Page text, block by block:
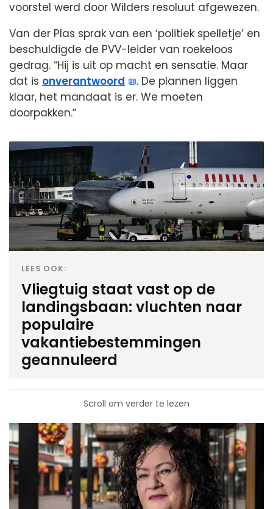
voorstel werd door Wilders resoluut afgewezen.
Van der Plas sprak van een ‘politiek spelletje’ en
beschuldigde de PVV-leider van roekeloos
gedrag. “Hij is uit op macht en sensatie. Maar
dat is onverantwoord
. De plannen liggen
klaar, het mandaat is er. We moeten
doorpakken.”
LEES OOK:
Vliegtuig staat vast op de
landingsbaan: vluchten naar
populaire
vakantiebestemmingen
geannuleerd
Scroll om verder te lezen